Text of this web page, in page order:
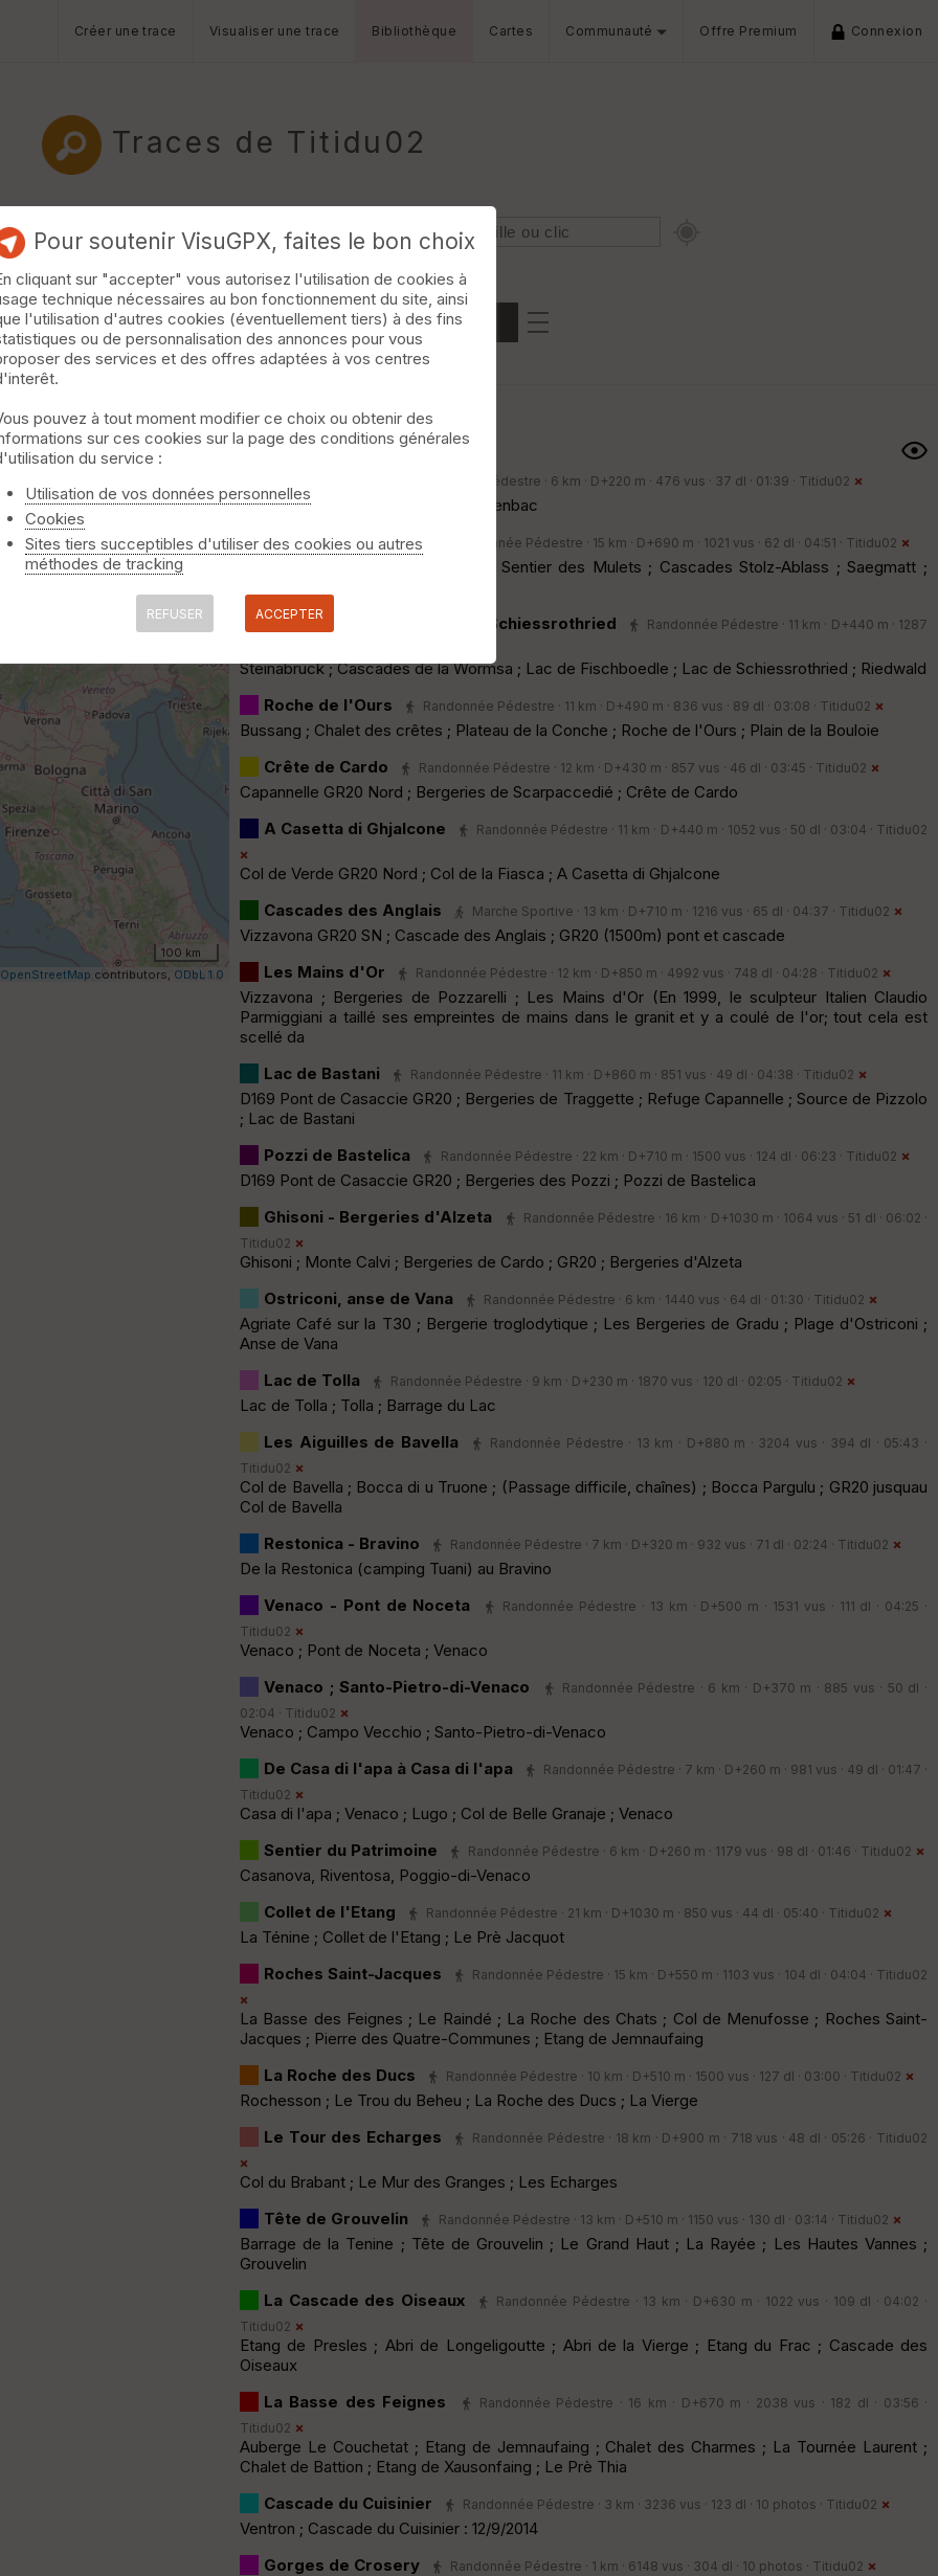
Créer une trace Visualiser une trace Bibliothèque Cartes Communauté Offre Premium Connexion
Traces de Titidu02
Départ
Longueur min/max
Dossier
et sous-dossiers
Horodatage Photos
traces et fichiers de marqueurs
100 km
OpenStreetMap contributors, ODbL 1.0
Randonnée Pédestre · 6 km · D+220 m · 476 vus · 37 dl · 01:39 · Titidu02
D417 Côte 1000 ; Hirschteine ; Baerenbac
Sentier des Roches
Randonnée Pédestre · 15 km · D+690 m · 1021 vus · 62 dl · 04:51 · Titidu02
Col de la Schlucht ; Schluchmatt ; Sentier des Mulets ; Cascades Stolz-Ablass ; Saegmatt ;
Lac de Fischboedle, Lac de Schiessrothried
Randonnée Pédestre · 11 km · D+440 m · 1287
Steinabruck ; Cascades de la Wormsa ; Lac de Fischboedle ; Lac de Schiessrothried ; Riedwald
Roche de l'Ours
Randonnée Pédestre · 11 km · D+490 m · 836 vus · 89 dl · 03:08 · Titidu02
Bussang ; Chalet des crêtes ; Plateau de la Conche ; Roche de l'Ours ; Plain de la Bouloie
Crête de Cardo
Randonnée Pédestre · 12 km · D+430 m · 857 vus · 46 dl · 03:45 · Titidu02
Capannelle GR20 Nord ; Bergeries de Scarpaccedié ; Crête de Cardo
A Casetta di Ghjalcone
Randonnée Pédestre · 11 km · D+440 m · 1052 vus · 50 dl · 03:04 · Titidu02
Col de Verde GR20 Nord ; Col de la Fiasca ; A Casetta di Ghjalcone
Cascades des Anglais
Marche Sportive · 13 km · D+710 m · 1216 vus · 65 dl · 04:37 · Titidu02
Vizzavona GR20 SN ; Cascade des Anglais ; GR20 (1500m) pont et cascade
Les Mains d'Or
Randonnée Pédestre · 12 km · D+850 m · 4992 vus · 748 dl · 04:28 · Titidu02
Vizzavona ; Bergeries de Pozzarelli ; Les Mains d'Or (En 1999, le sculpteur Italien Claudio
Parmiggiani a taillé ses empreintes de mains dans le granit et y a coulé de l'or; tout cela est
scellé da
Lac de Bastani
Randonnée Pédestre · 11 km · D+860 m · 851 vus · 49 dl · 04:38 · Titidu02
D169 Pont de Casaccie GR20 ; Bergeries de Traggette ; Refuge Capannelle ; Source de Pizzolo
; Lac de Bastani
Pozzi de Bastelica
Randonnée Pédestre · 22 km · D+710 m · 1500 vus · 124 dl · 06:23 · Titidu02
D169 Pont de Casaccie GR20 ; Bergeries des Pozzi ; Pozzi de Bastelica
Ghisoni - Bergeries d'Alzeta
Randonnée Pédestre · 16 km · D+1030 m · 1064 vus · 51 dl · 06:02 ·
Titidu02
Ghisoni ; Monte Calvi ; Bergeries de Cardo ; GR20 ; Bergeries d'Alzeta
Ostriconi, anse de Vana
Randonnée Pédestre · 6 km · 1440 vus · 64 dl · 01:30 · Titidu02
Agriate Café sur la T30 ; Bergerie troglodytique ; Les Bergeries de Gradu ; Plage d'Ostriconi ;
Anse de Vana
Lac de Tolla
Randonnée Pédestre · 9 km · D+230 m · 1870 vus · 120 dl · 02:05 · Titidu02
Lac de Tolla ; Tolla ; Barrage du Lac
Les Aiguilles de Bavella
Randonnée Pédestre · 13 km · D+880 m · 3204 vus · 394 dl · 05:43 ·
Titidu02
Col de Bavella ; Bocca di u Truone ; (Passage difficile, chaînes) ; Bocca Pargulu ; GR20 jusquau
Col de Bavella
Restonica - Bravino
Randonnée Pédestre · 7 km · D+320 m · 932 vus · 71 dl · 02:24 · Titidu02
De la Restonica (camping Tuani) au Bravino
Venaco - Pont de Noceta
Randonnée Pédestre · 13 km · D+500 m · 1531 vus · 111 dl · 04:25 ·
Titidu02
Venaco ; Pont de Noceta ; Venaco
Venaco ; Santo-Pietro-di-Venaco
Randonnée Pédestre · 6 km · D+370 m · 885 vus · 50 dl ·
02:04 · Titidu02
Venaco ; Campo Vecchio ; Santo-Pietro-di-Venaco
De Casa di l'apa à Casa di l'apa
Randonnée Pédestre · 7 km · D+260 m · 981 vus · 49 dl · 01:47 ·
Titidu02
Casa di l'apa ; Venaco ; Lugo ; Col de Belle Granaje ; Venaco
Sentier du Patrimoine
Randonnée Pédestre · 6 km · D+260 m · 1179 vus · 98 dl · 01:46 · Titidu02
Casanova, Riventosa, Poggio-di-Venaco
Collet de l'Etang
Randonnée Pédestre · 21 km · D+1030 m · 850 vus · 44 dl · 05:40 · Titidu02
La Ténine ; Collet de l'Etang ; Le Prè Jacquot
Roches Saint-Jacques
Randonnée Pédestre · 15 km · D+550 m · 1103 vus · 104 dl · 04:04 · Titidu02
La Basse des Feignes ; Le Raindé ; La Roche des Chats ; Col de Menufosse ; Roches Saint-
Jacques ; Pierre des Quatre-Communes ; Etang de Jemnaufaing
La Roche des Ducs
Randonnée Pédestre · 10 km · D+510 m · 1500 vus · 127 dl · 03:00 · Titidu02
Rochesson ; Le Trou du Beheu ; La Roche des Ducs ; La Vierge
Le Tour des Echarges
Randonnée Pédestre · 18 km · D+900 m · 718 vus · 48 dl · 05:26 · Titidu02
Col du Brabant ; Le Mur des Granges ; Les Echarges
Tête de Grouvelin
Randonnée Pédestre · 13 km · D+510 m · 1150 vus · 130 dl · 03:14 · Titidu02
Barrage de la Tenine ; Tête de Grouvelin ; Le Grand Haut ; La Rayée ; Les Hautes Vannes ;
Grouvelin
La Cascade des Oiseaux
Randonnée Pédestre · 13 km · D+630 m · 1022 vus · 109 dl · 04:02 ·
Titidu02
Etang de Presles ; Abri de Longeligoutte ; Abri de la Vierge ; Etang du Frac ; Cascade des
Oiseaux
La Basse des Feignes
Randonnée Pédestre · 16 km · D+670 m · 2038 vus · 182 dl · 03:56 ·
Titidu02
Auberge Le Couchetat ; Etang de Jemnaufaing ; Chalet des Charmes ; La Tournée Laurent ;
Chalet de Battion ; Etang de Xausonfaing ; Le Prè Thia
Cascade du Cuisinier
Randonnée Pédestre · 3 km · 3236 vus · 123 dl · 10 photos · Titidu02
Ventron ; Cascade du Cuisinier : 12/9/2014
Gorges de Crosery
Randonnée Pédestre · 1 km · 6148 vus · 304 dl · 10 photos · Titidu02
Pour soutenir VisuGPX, faites le bon choix
cliquant sur "accepter" vous autorisez l'utilisation de cookies à
technique nécessaires au bon fonctionnement du site, ainsi
l'utilisation d'autres cookies (éventuellement tiers) à des fins
ou de personnalisation des annonces pour vous
des services et des offres adaptées à vos centres
pouvez à tout moment modifier ce choix ou obtenir des
sur ces cookies sur la page des conditions générales
du service :
Utilisation de vos données personnelles
Cookies
Sites tiers succeptibles d'utiliser des cookies ou autres
méthodes de tracking
REFUSER ACCEPTER